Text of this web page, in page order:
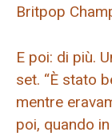
Britpop
E poi: di più.
set. “È stato
mentre
poi, quando